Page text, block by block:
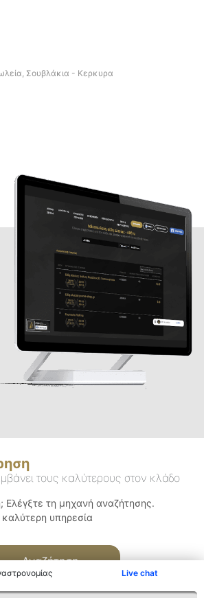
Live chat
Σουβλάκια - Κερκυρα
τους καλύτερους στον κλάδο
Ελέγξτε τη μηχανή αναζήτησης.
υπηρεσία
Αναζήτηση